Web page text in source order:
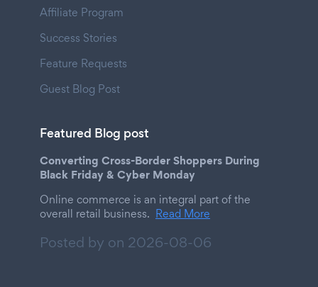
Affiliate Program
Success Stories
Feature Requests
Guest Blog Post
Featured Blog post
Converting Cross-Border Shoppers During
Black Friday & Cyber Monday
Online commerce is an integral part of the
overall retail business. Read More
Posted by on 2026-08-06